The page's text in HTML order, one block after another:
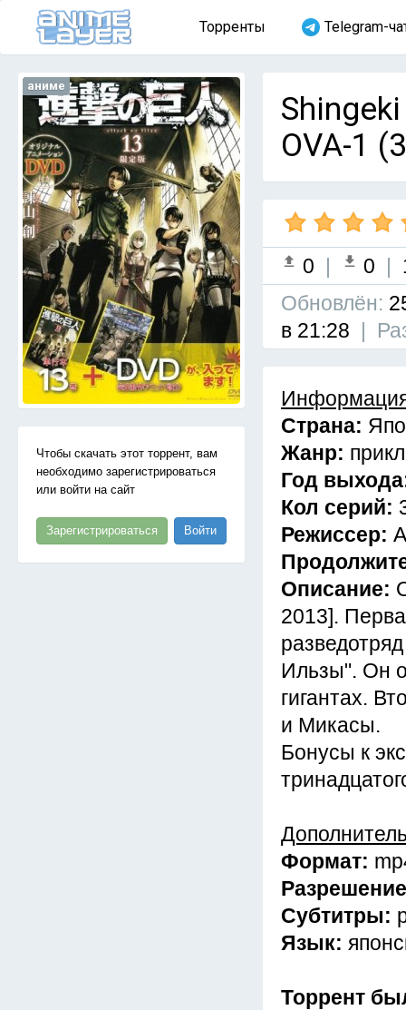
Торренты Telegram-
аниме
Чтобы скачать этот торрент, вам
необходимо зарегистрироваться
или войти на сайт
Зарегистрироваться Войти
OVA-1
0 | 0 |
Обновлён:
в 21:28 |
Страна:
Жанр:
Год
Кол серий:
Режиссер:
Описание:
2013].
Ильзы". Он
гигантах.
и Микасы.
Бонусы к
Формат:
Субтитры:
Язык:
Торрент